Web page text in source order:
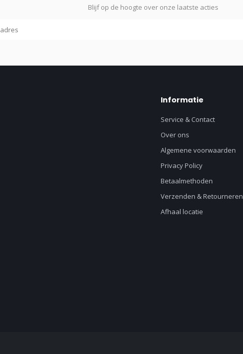
Blijf op de hoogte over onze laatste acties
Informatie
Service & Contact
Over ons
Algemene voorwaarden
Privacy Policy
Betaalmethoden
Verzenden & Retourneren
Afhaal locatie